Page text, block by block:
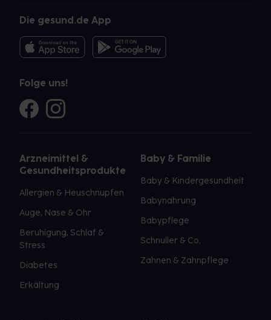
Die gesund.de App
Folge uns!
Arzneimittel &
Gesundheitsprodukte
Allergien & Heuschnupfen
Auge, Nase & Ohr
Beruhigung, Schlaf &
Stress
Diabetes
Erkältung
Baby & Familie
Baby & Kindergesundheit
Babynahrung
Babypflege
Schnuller & Co.
Zahnen & Zahnpflege